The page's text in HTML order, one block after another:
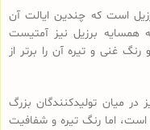
است که چندین ایالت آن
همسایه برزیل نیز آمتیست
غنی و تیره آن را برتر از
در میان تولیدکنندگان بزرگ
اما رنگ تیره و شفافیت